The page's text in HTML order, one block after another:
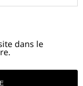
dans le